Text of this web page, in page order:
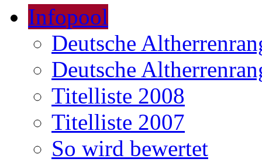
Infopool
Deutsche
Deutsche
Titelliste 2008
Titelliste 2007
So wird bewertet